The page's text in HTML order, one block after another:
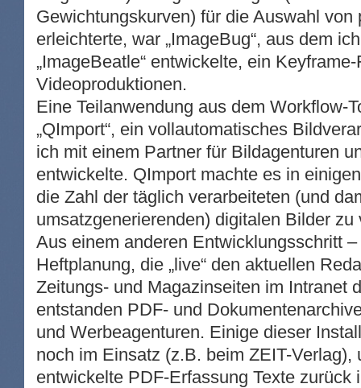
Gewichtungskurven) für die Auswahl von
erleichterte, war „ImageBug“, aus dem
„ImageBeatle“ entwickelte, ein
Videoproduktionen.
Eine Teilanwendung aus dem Workflow-
„QImport“, ein vollautomatisches
ich mit einem Partner für Bildagenturen
entwickelte. QImport machte es in
die Zahl der täglich verarbeiteten (und
umsatzgenerierenden) digitalen Bilder zu
Aus einem anderen Entwicklungsschritt –
Heftplanung, die „live“ den aktuellen
Zeitungs- und Magazinseiten im Intranet
entstanden PDF- und
und Werbeagenturen. Einige dieser
noch im Einsatz (z.B. beim ZEIT-Verlag),
entwickelte PDF-Erfassung Texte zurück